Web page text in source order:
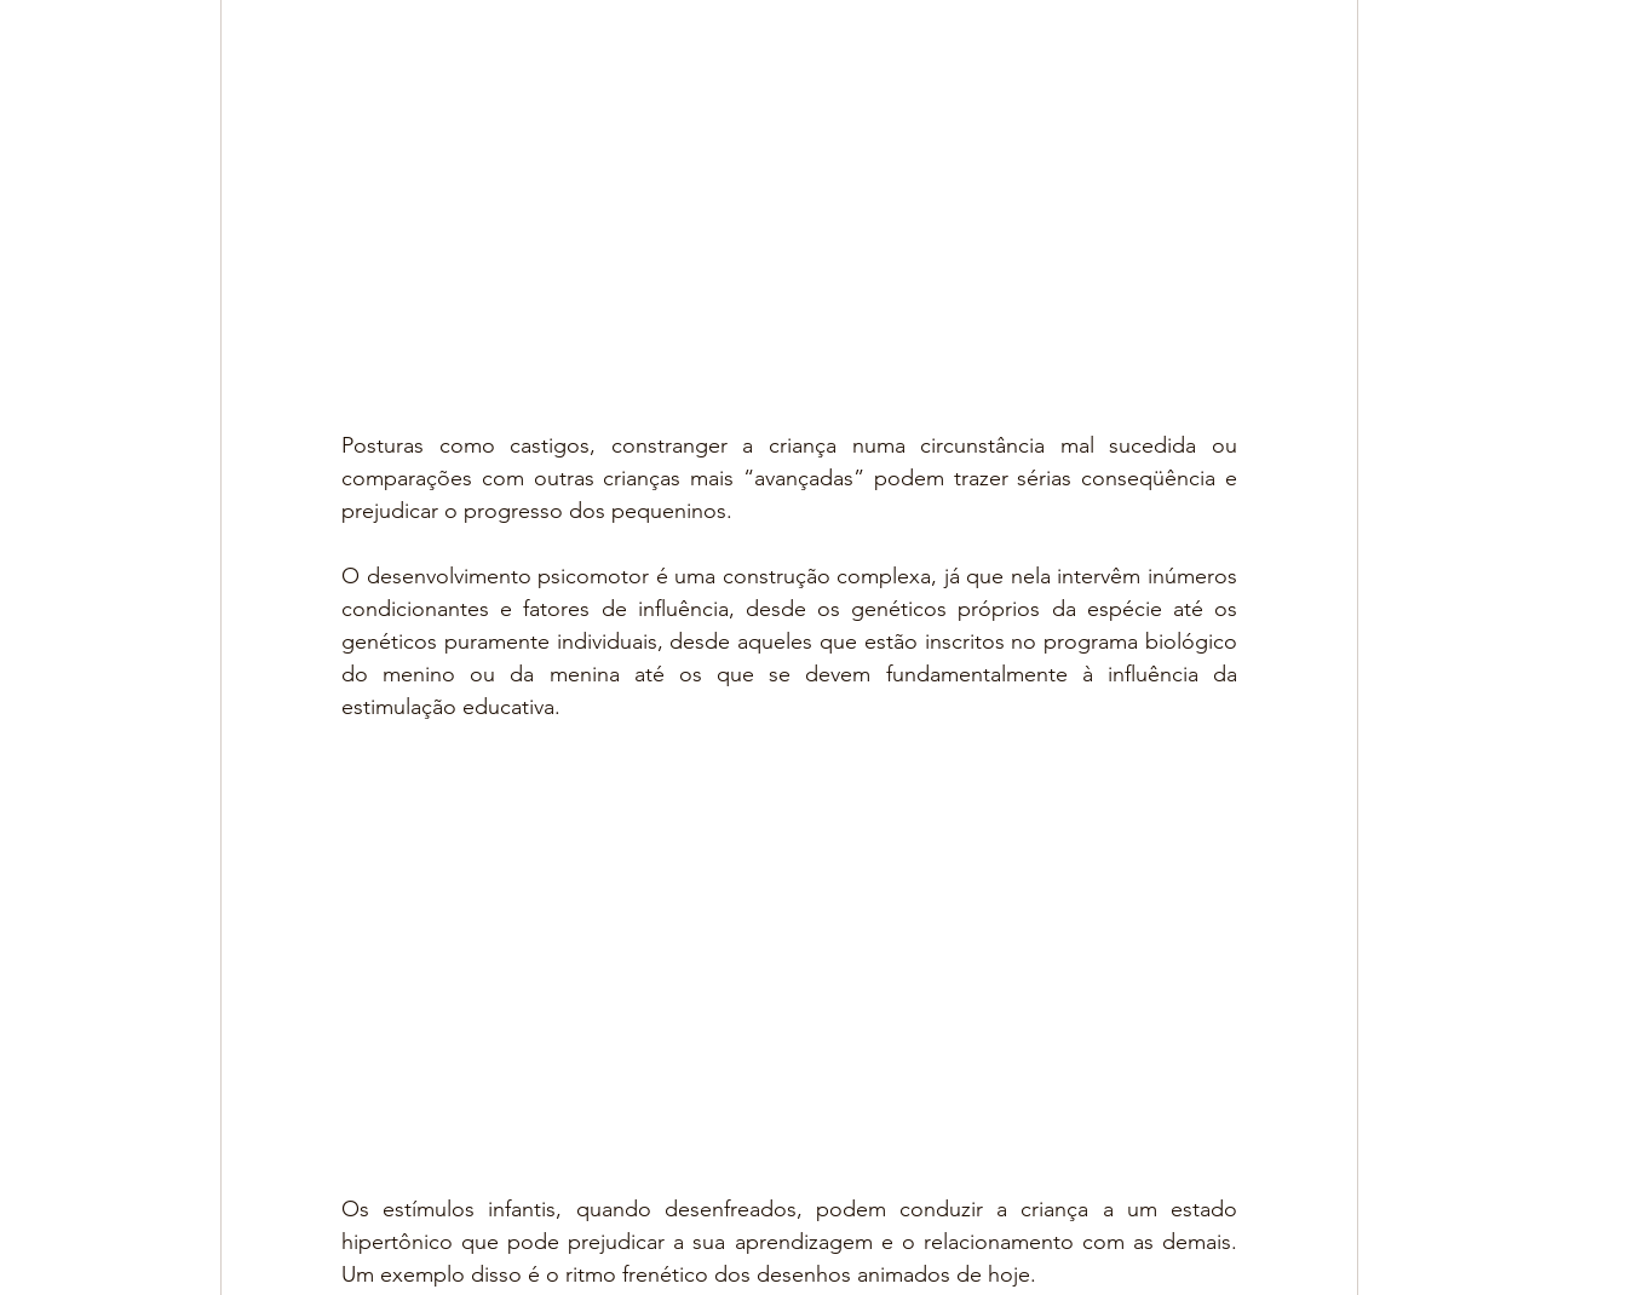
Posturas como castigos, constranger a criança numa circunstância mal sucedida ou
comparações com outras crianças mais “avançadas” podem trazer sérias conseqüência e
prejudicar o progresso dos pequeninos.
O desenvolvimento psicomotor é uma construção complexa, já que nela intervêm inúmeros
condicionantes e fatores de influência, desde os genéticos próprios da espécie até os
genéticos puramente individuais, desde aqueles que estão inscritos no programa biológico
do menino ou da menina até os que se devem fundamentalmente à influência da
estimulação educativa.
Os estímulos infantis, quando desenfreados, podem conduzir a criança a um estado
hipertônico que pode prejudicar a sua aprendizagem e o relacionamento com as demais.
Um exemplo disso é o ritmo frenético dos desenhos animados de hoje.